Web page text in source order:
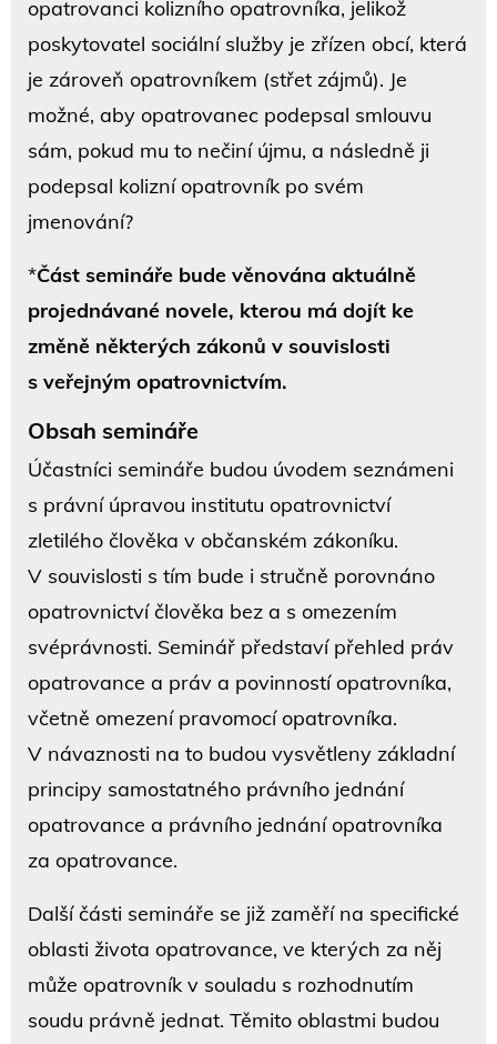
opatrovanci kolizního opatrovníka, jelikož
poskytovatel sociální služby je zřízen obcí, která
je zároveň opatrovníkem (střet zájmů). Je
možné, aby opatrovanec podepsal smlouvu
sám, pokud mu to nečiní újmu, a následně ji
podepsal kolizní opatrovník po svém
jmenování?
*Část semináře bude věnována aktuálně
projednávané novele, kterou má dojít ke
změně některých zákonů v souvislosti
s veřejným opatrovnictvím.
Obsah semináře
Účastníci semináře budou úvodem seznámeni
s právní úpravou institutu opatrovnictví
zletilého člověka v občanském zákoníku.
V souvislosti s tím bude i stručně porovnáno
opatrovnictví člověka bez a s omezením
svéprávnosti. Seminář představí přehled práv
opatrovance a práv a povinností opatrovníka,
včetně omezení pravomocí opatrovníka.
V návaznosti na to budou vysvětleny základní
principy samostatného právního jednání
opatrovance a právního jednání opatrovníka
za opatrovance.
Další části semináře se již zaměří na specifické
oblasti života opatrovance, ve kterých za něj
může opatrovník v souladu s rozhodnutím
soudu právně jednat. Těmito oblastmi budou